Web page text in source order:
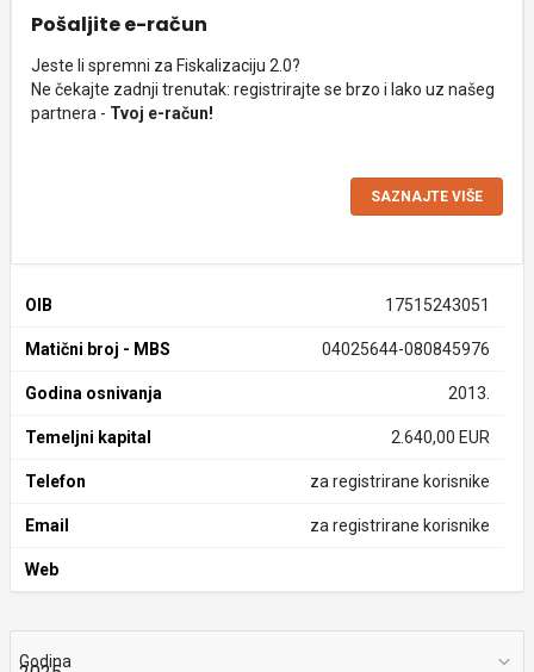
Pošaljite e-račun
Jeste li spremni za Fiskalizaciju 2.0?
Ne čekajte zadnji trenutak: registrirajte se brzo i lako uz našeg
partnera - Tvoj e-račun!
SAZNAJTE VIŠE
OIB 17515243051
Matični broj - MBS 04025644-080845976
Godina osnivanja 2013.
Temeljni kapital 2.640,00 EUR
Telefon za registrirane korisnike
Email za registrirane korisnike
Web
Godina